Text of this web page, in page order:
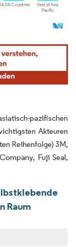
Namensnennung gemäß
pazifischen
Akteuren
Reihenfolge) 3M,
Fuji Seal,
Raum